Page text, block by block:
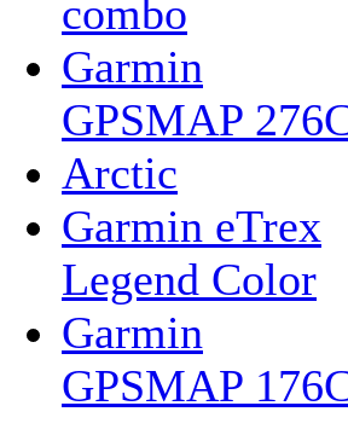
combo
Garmin
GPSMAP
Arctic
Garmin eTrex
Legend Color
Garmin
GPSMAP